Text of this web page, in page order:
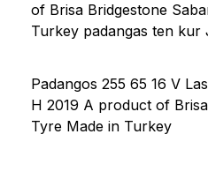
of Brisa Bridgestone
Turkey padangas ten kur
Padangos 255 65 16 V
H 2019 A product of
Tyre Made in Turkey